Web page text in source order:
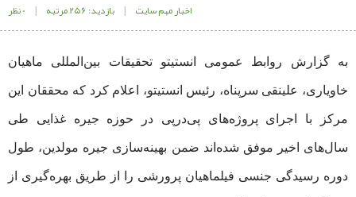
اخبار مهم سایت | بازدید: 256 مرتبه | 0 نظر
به گزارش روابط عمومی انستیتو تحقیقات بین‌المللی ماهیان
خاویاری، علینقی سرپناه، رئیس انستیتو، اعلام کرد که محققان این
مرکز با اجرای پروژه‌های پی‌درپی در حوزه جیره غذایی طی
سال‌های اخیر موفق شده‌اند ضمن بهینه‌سازی جیره مولدین، طول
دوره رسیدگی جنسی فیلماهیان پرورشی را از طریق بهره‌گیری از